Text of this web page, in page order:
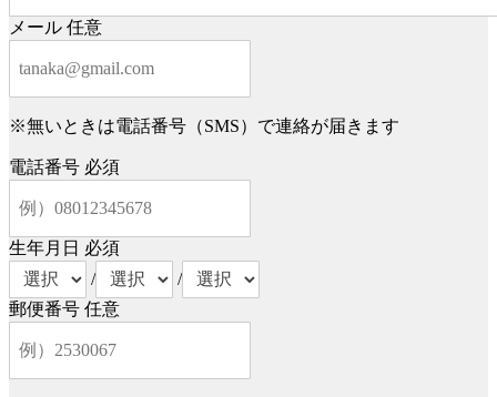
メール 任意
※無いときは電話番号（SMS）で連絡が届きます
電話番号 必須
生年月日 必須
/
/
郵便番号 任意